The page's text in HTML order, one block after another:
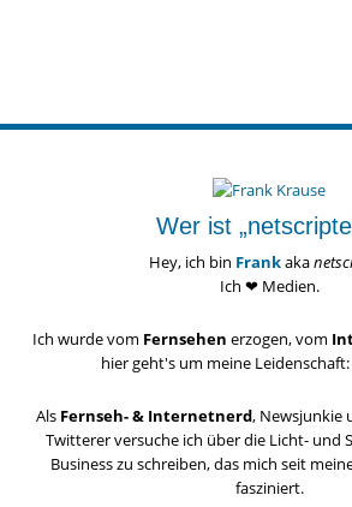
Wer ist
Hey, ich bin Frankaka
Ich ❤ Medien.
Ich wurde vom Fernsehen erzogen, vom
hier geht's um meine
Als Fernseh- & Internetnerd, Newsjunkie
Twitterer versuche ich über die Licht- und
Business zu schreiben, das mich seit
fasziniert.